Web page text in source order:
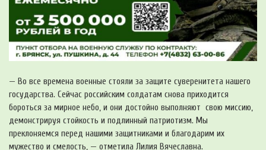
— Во все времена военные стояли за защите суверенитета нашего
государства. Сейчас российским солдатам снова приходится
бороться за мирное небо, и они достойно выполняют свою миссию,
демонстрируя стойкость и подлинный патриотизм. Мы
преклоняемся перед нашими защитниками и благодарим их
мужество и смелость, — отметила Лилия Вячеславна.